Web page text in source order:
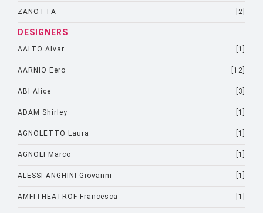
ZANOTTA [2]
DESIGNERS
AALTO Alvar [1]
AARNIO Eero [12]
ABI Alice [3]
ADAM Shirley [1]
AGNOLETTO Laura [1]
AGNOLI Marco [1]
ALESSI ANGHINI Giovanni [1]
AMFITHEATROF Francesca [1]